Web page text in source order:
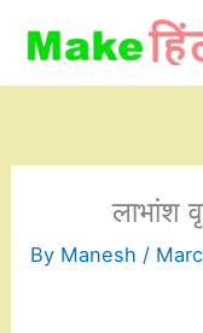
content
लाभांश
By Manesh /